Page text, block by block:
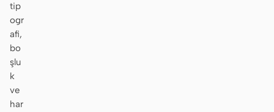
tip
ogr
afi,
bo
şlu
k
ve
har